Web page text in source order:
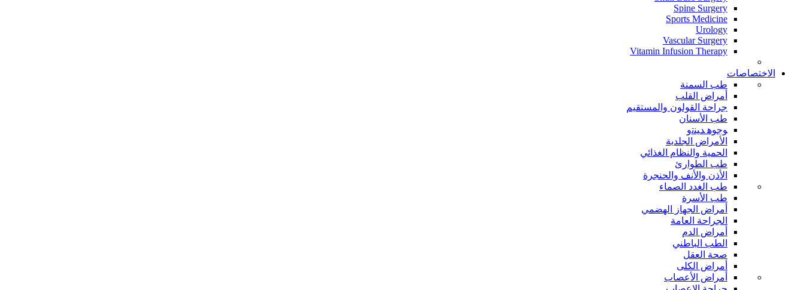
Spine Surgery
Sports Medicine
Urology
Vascular Surgery
Vitamin Infusion Therapy
الاختصاصات
طب السمنة
أمراض القلب
جراحة القولون والمستقيم
طب الأسنان
ﻮﺟﻮﻫ ﺪﻴﻨﺗﻭ
الأمراض الجلدية
الحمية والنظام الغذائي
طب الطوارئ
الأذن والأنف والحنجرة
طب الغدد الصماء
طب الأسرة
أمراض الجهاز الهضمي
الجراحة العامة
أمراض الدم
الطب الباطني
صحة العقل
أمراض الكلى
أمراض الأعصاب